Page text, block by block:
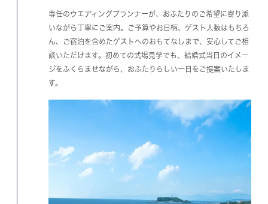
専任のウエディングプランナーが、おふたりのご希望に寄り添
いながら丁寧にご案内。ご予算やお日柄、ゲスト人数はもちろ
ん、ご宿泊を含めたゲストへのおもてなしまで、安心してご相
談いただけます。初めての式場見学でも、結婚式当日のイメー
ジをふくらませながら、おふたりらしい一日をご提案いたしま
す。